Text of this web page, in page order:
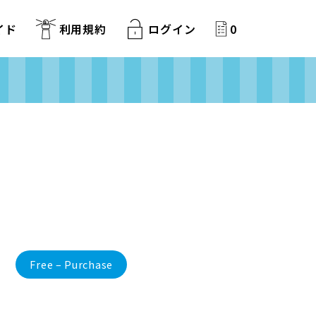
ド 利用規約 ログイン 0
Free – Purchase